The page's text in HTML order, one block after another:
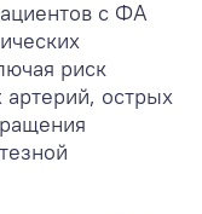
с ФА
риск
артерий, острых